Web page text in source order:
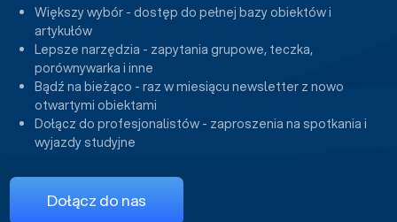
Większy wybór - dostęp do pełnej bazy obiektów i
artykułów
Lepsze narzędzia - zapytania grupowe, teczka,
porównywarka i inne
Bądź na bieżąco - raz w miesiącu newsletter z nowo
otwartymi obiektami
Dołącz do profesjonalistów - zaproszenia na spotkania i
wyjazdy studyjne
Dołącz do nas